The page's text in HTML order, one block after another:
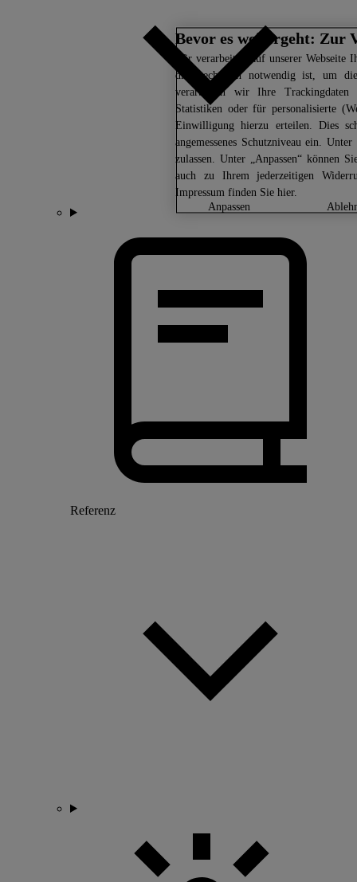
Referenz
Bevor es weitergeht: Zur
Wir verarbeiten auf unserer Webseite
dies technisch notwendig ist, um
verarbeiten wir Ihre Trackingdaten
Statistiken oder für personalisierte
Einwilligung hierzu erteilen. Dies
angemessenes Schutzniveau ein.
zulassen. Unter „Anpassen“ können
auch zu Ihrem jederzeitigen
Impressum finden Sie hier.
anpassen